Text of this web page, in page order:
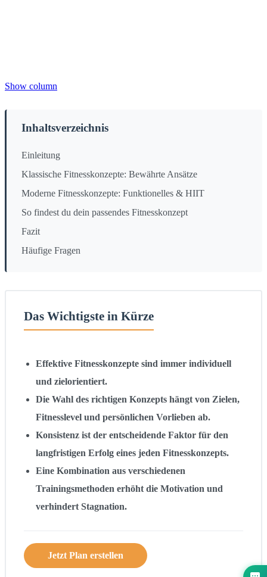
Show column
Inhaltsverzeichnis
Einleitung
Klassische Fitnesskonzepte: Bewährte Ansätze
Moderne Fitnesskonzepte: Funktionelles & HIIT
So findest du dein passendes Fitnesskonzept
Fazit
Häufige Fragen
Das Wichtigste in Kürze
Effektive Fitnesskonzepte sind immer individuell
und zielorientiert.
Die Wahl des richtigen Konzepts hängt von Zielen,
Fitnesslevel und persönlichen Vorlieben ab.
Konsistenz ist der entscheidende Faktor für den
langfristigen Erfolg eines jeden Fitnesskonzepts.
Eine Kombination aus verschiedenen
Trainingsmethoden erhöht die Motivation und
verhindert Stagnation.
Jetzt Plan erstellen